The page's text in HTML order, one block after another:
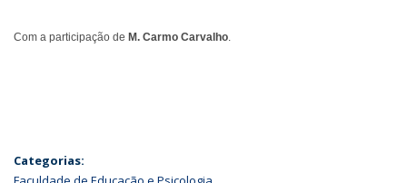
Com a participação de M. Carmo Carvalho.
Categorias: